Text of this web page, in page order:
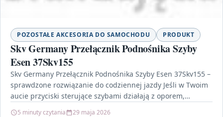
POZOSTAŁE AKCESORIA DO SAMOCHODU PRODUKT
Skv Germany Przełącznik Podnośnika Szyby
Esen 37Skv155
Skv Germany Przełącznik Podnośnika Szyby Esen 37Skv155 –
sprawdzone rozwiązanie do codziennej jazdy Jeśli w Twoim
aucie przyciski sterujące szybami działają z oporem,
5 minuty czytania 29 maja 2026